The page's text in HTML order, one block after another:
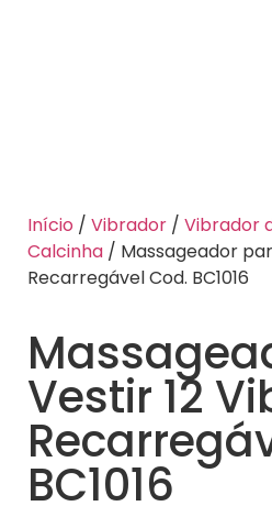
Início / Vibrador / Vibrador
Calcinha / Massageador
Recarregável Cod. BC1016
Vestir 12
BC1016